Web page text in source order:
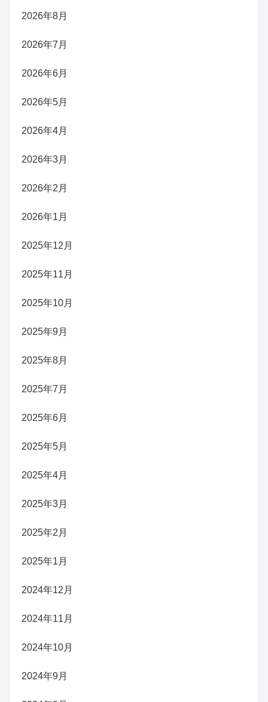
2026年8月
2026年7月
2026年6月
2026年5月
2026年4月
2026年3月
2026年2月
2026年1月
2025年12月
2025年11月
2025年10月
2025年9月
2025年8月
2025年7月
2025年6月
2025年5月
2025年4月
2025年3月
2025年2月
2025年1月
2024年12月
2024年11月
2024年10月
2024年9月